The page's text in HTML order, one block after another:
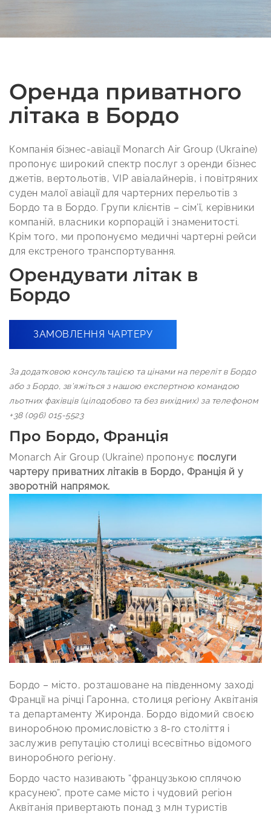
Оренда приватного
літака в Бордо
Компанія бізнес-авіації Monarch Air Group (Ukraine)
пропонує широкий спектр послуг з оренди бізнес
джетів, вертольотів, VIP авіалайнерів, і повітряних
суден малої авіації для чартерних перельотів з
Бордо та в Бордо. Групи клієнтів – сім’ї, керівники
компаній, власники корпорацій і знаменитості.
Крім того, ми пропонуємо медичні чартерні рейси
для екстреного транспортування.
Орендувати літак в
Бордо
ЗАМОВЛЕННЯ ЧАРТЕРУ
За додатковою консультацією та цінами на переліт в Бордо
або з Бордо, зв’яжіться з нашою експертною командою
льотних фахівців (цілодобово та без вихідних) за телефоном
+38 (096) 015-5523
Про Бордо, Франція
Monarch Air Group (Ukraine) пропонує послуги
чартеру приватних літаків в Бордо, Франція й у
зворотній напрямок.
Бордо – місто, розташоване на південному заході
Франції на річці Гаронна, столиця регіону Аквітанія
та департаменту Жиронда. Бордо відомий своєю
виноробною промисловістю з 8-го століття і
заслужив репутацію столиці всесвітньо відомого
виноробного регіону.
Бордо часто називають “французькою сплячою
красунею”, проте саме місто і чудовий регіон
Аквітанія привертають понад 3 млн туристів